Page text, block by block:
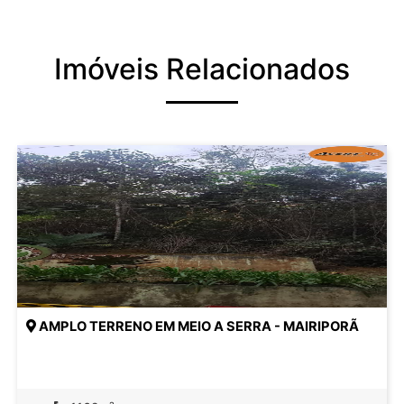
Imóveis Relacionados
AMPLO TERRENO EM MEIO A SERRA - MAIRIPORÃ